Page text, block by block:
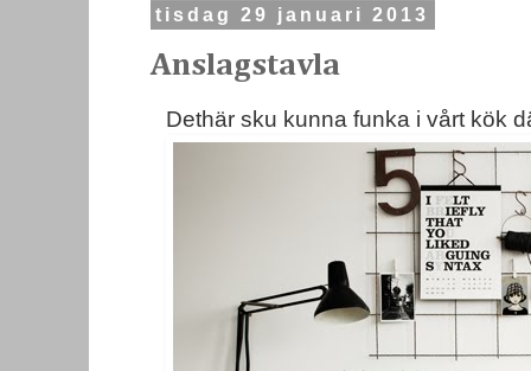
tisdag 29 januari 2013
Anslagstavla
Dethär sku kunna funka i vårt kök